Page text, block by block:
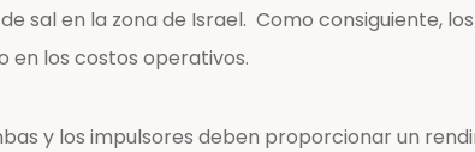
sal en la zona de Israel. Como consiguiente,
los costos operativos.
y los impulsores deben proporcionar un